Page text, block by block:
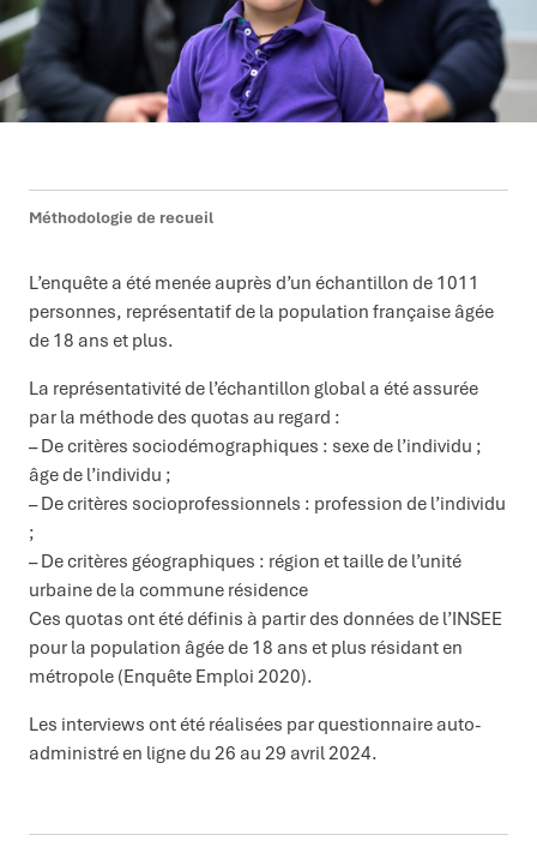
Méthodologie de recueil
L’enquête a été menée auprès d’un échantillon de 1011
personnes, représentatif de la population française âgée
de 18 ans et plus.
La représentativité de l’échantillon global a été assurée
par la méthode des quotas au regard :
– De critères sociodémographiques : sexe de l’individu ;
âge de l’individu ;
– De critères socioprofessionnels : profession de l’individu
;
– De critères géographiques : région et taille de l’unité
urbaine de la commune résidence
Ces quotas ont été définis à partir des données de l’INSEE
pour la population âgée de 18 ans et plus résidant en
métropole (Enquête Emploi 2020).
Les interviews ont été réalisées par questionnaire auto-
administré en ligne du 26 au 29 avril 2024.